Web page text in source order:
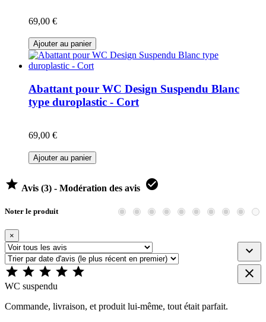
69,00 €
Ajouter au panier
Abattant pour WC Design Suspendu Blanc
type duroplastic - Cort
69,00 €
Ajouter au panier
 Avis (3) - Modération des avis 
Noter le produit
×


    
WC suspendu
Commande, livraison, et produit lui-même, tout était parfait.